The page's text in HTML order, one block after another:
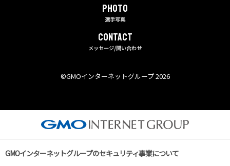
PHOTO
選手写真
CONTACT
メッセージ/問い合わせ
©︎GMOインターネットグループ 2026
GMOインターネットグループのセキュリティ事業について